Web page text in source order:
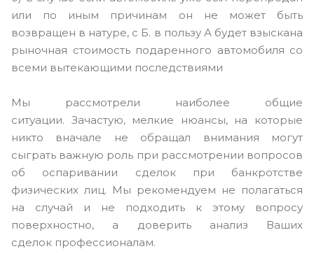
или по иным причинам он не может быть
возвращен в натуре, с Б. в пользу А будет взыскана
рыночная стоимость подаренного автомобиля со
всеми вытекающими последствиями
Мы рассмотрели наиболее общие
ситуации. Зачастую, мелкие нюансы, на которые
никто вначале не обращал внимания могут
сыграть важную роль при рассмотрении вопросов
об оспаривании сделок при банкротстве
физических лиц. Мы рекомендуем не полагаться
на случай и не подходить к этому вопросу
поверхностно, а доверить анализ Ваших
сделок профессионалам.